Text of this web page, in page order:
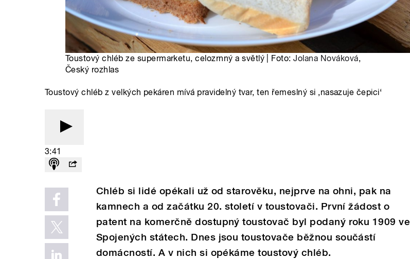
Toustový chléb ze supermarketu, celozrnný a světlý | Foto:Jolana Nováková,
Český rozhlas
Toustový chléb z velkých pekáren mívá pravidelný tvar, ten řemeslný si ‚nasazuje čepici‘
3:41
Chléb si lidé opékali už od starověku, nejprve na ohni, pak na
kamnech a od začátku 20. století v toustovači. První žádost o
patent na komerčně dostupný toustovač byl podaný roku 1909 ve
Spojených státech. Dnes jsou toustovače běžnou součástí
domácností. A v nich si opékáme toustový chléb.